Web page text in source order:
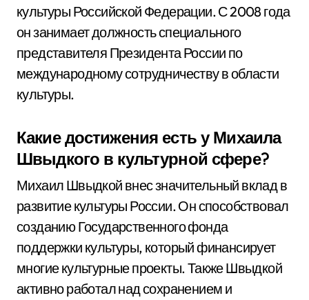
культуры Российской Федерации. С 2008 года
он занимает должность специального
представителя Президента России по
международному сотрудничеству в области
культуры.
Какие достижения есть у Михаила
Швыдкого в культурной сфере?
Михаил Швыдкой внес значительный вклад в
развитие культуры России. Он способствовал
созданию Государственного фонда
поддержки культуры, который финансирует
многие культурные проекты. Также Швыдкой
активно работал над сохранением и